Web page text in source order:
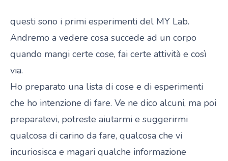
questi sono i primi esperimenti del MY Lab.
Andremo a vedere cosa succede ad un corpo
quando mangi certe cose, fai certe attività e così
via.
Ho preparato una lista di cose e di esperimenti
che ho intenzione di fare. Ve ne dico alcuni, ma poi
preparatevi, potreste aiutarmi e suggerirmi
qualcosa di carino da fare, qualcosa che vi
incuriosisca e magari qualche informazione